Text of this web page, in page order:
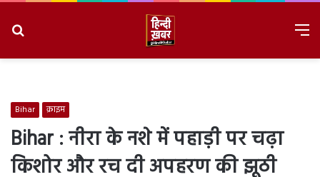
Bihar क्राइम
Bihar : नीरा के नशे में पहाड़ी पर चढ़ा
किशोर और रच दी अपहरण की झूठी